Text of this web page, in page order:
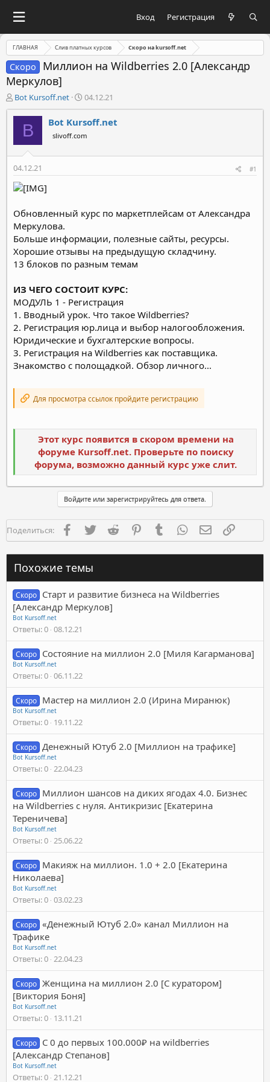
Вход Регистрация
ГЛАВНАЯ Слив платных курсов Скоро на kursoff.net
Скоро
Миллион на Wildberries 2.0 [Александр
Меркулов]
А
в
т
м
ы
Bot Kursoff.net
Д
а
т
а
н
а
04.12.21
B Bot Kursoff.net
slivoff.com
04.12.21 #1
Обновленный курс по маркетплейсам от Александра
Меркулова.
Больше информации, полезные сайты, ресурсы.
Хорошие отзывы на предыдущую складчину.
13 блоков по разным темам
ИЗ ЧЕГО СОСТОИТ КУРС:
МОДУЛЬ 1 - Регистрация
1. Вводный урок. Что такое Wildberries?
2. Регистрация юр.лица и выбор налогообложения.
Юридические и бухгалтерские вопросы.
3. Регистрация на Wildberries как поставщика.
Знакомство с полощадкой. Обзор личного...
Для просмотра ссылок пройдите регистрацию
Этот курс появится в скором времени на
форуме Kursoff.net. Проверьте по поиску
форума, возможно данный курс уже слит.
Войдите или зарегистрируйтесь для ответа.
Поделиться: FacebookTwitter Reddit PinterestTumblr WhatsAppЭлектронная
Похожие темы
Скоро Старт и развитие бизнеса на Wildberries
[Александр Меркулов]
Bot Kursoff.net
Ответы 0 08.12.21
Скоро Состояние на миллион 2.0 [Миля Кагарманова]
Bot Kursoff.net
Ответы 0 06.11.22
Скоро Мастер на миллион 2.0 (Ирина Миранюк)
Bot Kursoff.net
Ответы 0 19.11.22
Скоро Денежный Ютуб 2.0 [Миллион на трафике]
Bot Kursoff.net
Ответы 0 22.04.23
Скоро Миллион шансов на диких ягодах 4.0. Бизнес
на Wildberries с нуля. Антикризис [Екатерина
Тереничева]
Bot Kursoff.net
Ответы 0 25.06.22
Скоро Макияж на миллион. 1.0 + 2.0 [Екатерина
Николаева]
Bot Kursoff.net
Ответы 0 03.02.23
Скоро «Денежный Ютуб 2.0» канал Миллион на
Трафике
Bot Kursoff.net
Ответы 0 22.04.23
Скоро Женщина на миллион 2.0 [С куратором]
[Виктория Боня]
Bot Kursoff.net
Ответы 0 13.11.21
Скоро С 0 до первых 100.000₽ на wildberries
[Александр Степанов]
Bot Kursoff.net
Ответы 0 21.12.21